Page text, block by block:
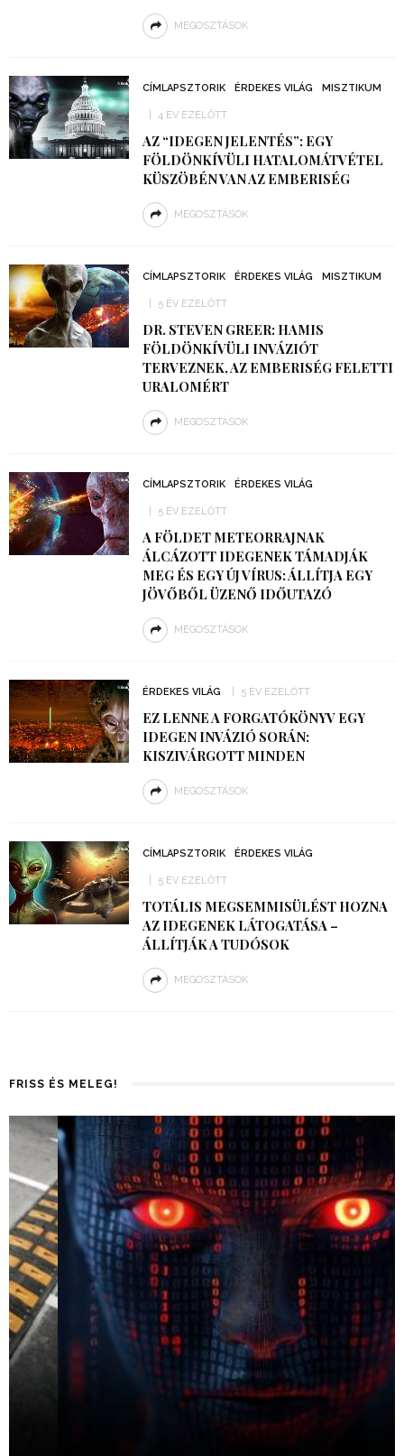
MEGOSZTÁSOK
CÍMLAPSZTORIK ÉRDEKES VILÁG MISZTIKUM
4 ÉV EZELŐTT
AZ “IDEGEN JELENTÉS”: EGY
FÖLDÖNKÍVÜLI HATALOMÁTVÉTEL
KÜSZÖBÉN VAN AZ EMBERISÉG
MEGOSZTÁSOK
CÍMLAPSZTORIK ÉRDEKES VILÁG MISZTIKUM
5 ÉV EZELŐTT
DR. STEVEN GREER: HAMIS
FÖLDÖNKÍVÜLI INVÁZIÓT
TERVEZNEK, AZ EMBERISÉG FELETTI
URALOMÉRT
MEGOSZTÁSOK
CÍMLAPSZTORIK ÉRDEKES VILÁG
5 ÉV EZELŐTT
A FÖLDET METEORRAJNAK
ÁLCÁZOTT IDEGENEK TÁMADJÁK
MEG ÉS EGY ÚJ VÍRUS: ÁLLÍTJA EGY
JÖVŐBŐL ÜZENŐ IDŐUTAZÓ
MEGOSZTÁSOK
ÉRDEKES VILÁG 5 ÉV EZELŐTT
EZ LENNE A FORGATÓKÖNYV EGY
IDEGEN INVÁZIÓ SORÁN:
KISZIVÁRGOTT MINDEN
MEGOSZTÁSOK
CÍMLAPSZTORIK ÉRDEKES VILÁG
5 ÉV EZELŐTT
TOTÁLIS MEGSEMMISÜLÉST HOZNA
AZ IDEGENEK LÁTOGATÁSA –
ÁLLÍTJÁK A TUDÓSOK
MEGOSZTÁSOK
FRISS ÉS MELEG!